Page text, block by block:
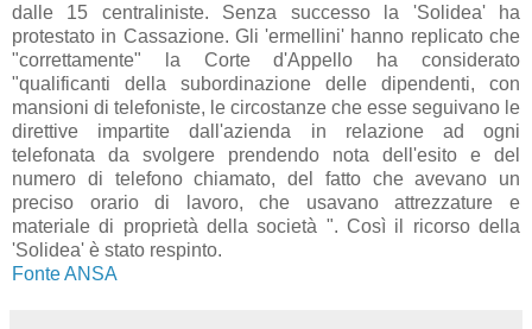
dalle 15 centraliniste. Senza successo la 'Solidea' ha
protestato in Cassazione. Gli 'ermellini' hanno replicato che
"correttamente" la Corte d'Appello ha considerato
"qualificanti della subordinazione delle dipendenti, con
mansioni di telefoniste, le circostanze che esse seguivano le
direttive impartite dall'azienda in relazione ad ogni
telefonata da svolgere prendendo nota dell'esito e del
numero di telefono chiamato, del fatto che avevano un
preciso orario di lavoro, che usavano attrezzature e
materiale di proprietà della società ". Così il ricorso della
'Solidea' è stato respinto.
Fonte ANSA